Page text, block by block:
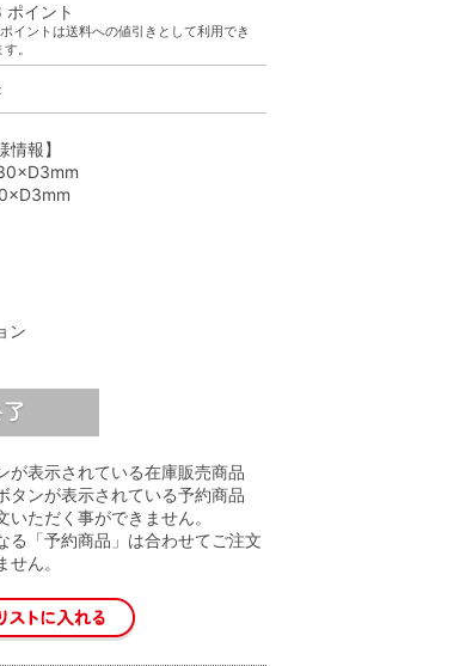
ポイント
イントは送料への値引きとして利用でき
す。
情報】
ン
が表示されている在庫販売商品
タンが表示されている予約商品
いただく事ができません。
る「予約商品」は合わせてご注文
ん。